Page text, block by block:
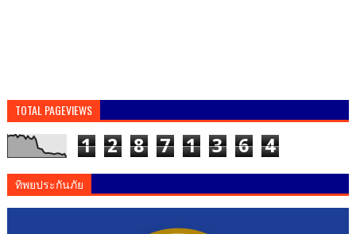
TOTAL PAGEVIEWS
1 2 8 7 1 3 6 4
ทิพยประกันภัย